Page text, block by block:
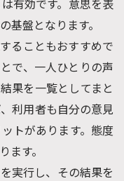
有効です。意思を表
基盤となります。
ることもおすすめで
で、一人ひとりの声
果を一覧としてまと
利用者も自分の意見
トがあります。態度
す。
実行し、その結果を